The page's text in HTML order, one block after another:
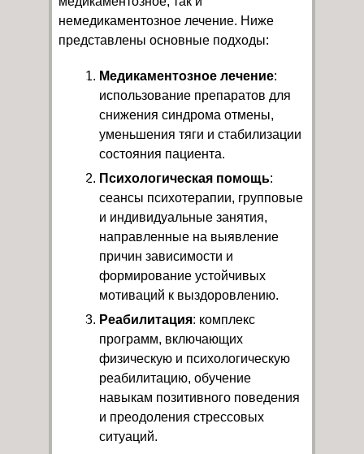
немедикаментозное лечение. Ниже
представлены основные подходы:
Медикаментозное лечение:
использование препаратов для
снижения синдрома отмены,
уменьшения тяги и стабилизации
состояния пациента.
Психологическая помощь:
сеансы психотерапии, групповые
и индивидуальные занятия,
направленные на выявление
причин зависимости и
формирование устойчивых
мотиваций к выздоровлению.
Реабилитация: комплекс
программ, включающих
физическую и психологическую
реабилитацию, обучение
навыкам позитивного поведения
и преодоления стрессовых
ситуаций.